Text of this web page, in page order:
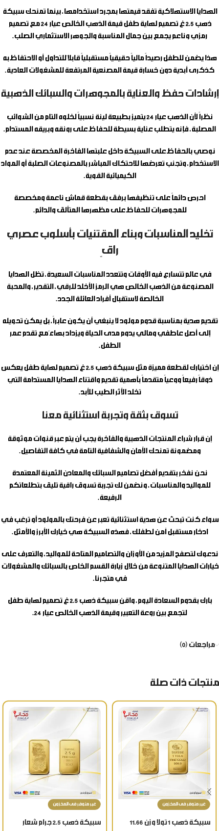
الهدايا الاستهلاكية تفقد قيمتها بمجرد استخدامها، بينما تمنحكسبيكة
ذهب 2.5 غ تصميم لهاية طفل
قيمة الذهب الخالص عيار 24 مع تصميم
رمزي وناعم يجمع بين جمال المناسبة والجوهر الاستثماري الصلب.
هذا يضمن للطفل رصيداً مالياً حقيقياً مستقبلياً قابلاً للتداول أو الاحتفاظ به
كذكرى أبدية دون خسارة قيمة المصنعية المرتفعة للمشغولات العادية.
إرشادات حفظ والعناية بالمجوهرات والسبائك الذهبية
نظراً لأن الذهب عيار 24 يتميز بطبيعة لينة نسبياً لخلوه التام من الشوائب
المصلبة، فإنه يتطلب عناية بسيطة للحفاظ على رونقه وبريقه المستدام.
نوصي بالحفاظ على السبيكة داخل علبتها الفاخرة المخصصة عند عدم
الاستخدام، وتجنب تعرضها للاحتكاك المباشر بالمصنوعات الصلبة أو المواد
الكيميائية القوية.
احرص دائماً على تنظيفها برفق بقطعة قماش ناعمة ومخصصة
للمجوهرات للحفاظ على مظهرها المتألق والدائم.
تخليد المناسبات وبناء المقتنيات بأسلوب عصري
راقٍ
في عالم تتسارع فيه الأوقات وتتعدد المناسبات السعيدة، تظل الهدايا
المصنوعة من الذهب الخالص هي الرمز الأخلد للرقي، التقدير، والمحبة
الخالصة لاستقبال أفراد العائلة الجدد.
تقديم هدية بمناسبة قدوم مولود لا ينبغي أن يكون عابراً، بل يمكن تحويله
إلى أصل عاطفي ومالي يدوم مدى الحياة ويزداد بهاءً مع تقدم عمر
الطفل.
إن اختيارك لقطعة مميزة مثل سبيكة ذهب 2.5 غ تصميم لهاية طفل
يعكس
ذوقاً رفيعاً ووعياً متقدماً بأهمية تقديم واقتناء الهدايا المستدامة التي
تخلد الأثر الطيب للأبد.
تسوق بثقة وتجربة استثنائية معنا
إن قرار شراء المنتجات الذهبية والفاخرة يجب أن يتم عبر قنوات موثوقة
ومضمونة تمنحك الأمان والشفافية التامة في كافة التفاصيل.
نحن نفخر بتقديم أفضل تصاميم السبائك والمعادن الثمينة المعتمدة
للمواليد والمناسبات، ونضمن لك تجربة تسوق راقية تليق بتطلعاتكم
الرفيعة.
سواء كنت تبحث عن هدية استثنائية تعبر عن فرحتك بالمولود أو ترغب في
ادخار مستقبل آمن لطفلك، فهذه السبيكة هي خيارك الأبرز والأمثل.
ندعوك لتصفح المزيد من الأوزان والتصاميم المتاحة للمواليد، والتعرف على
خيارات الهدايا المتنوعة من خلال زيارة القسم الخاص بالسبائك والمشغولات
في متجرنا.
بارك بقدوم السعادة اليوم، واقنِ سبيكة ذهب 2.5 غ تصميم لهاية طفل
لتجمع بين روعة التعبير وقيمة الذهب الخالص عيار 24.
مراجعات (0)
منتجات ذات صلة
غير متوفر فى المخزون
سبيكة ذهب 1 تولا وزن 11.66
غير متوفر فى المخزون
سبيكة ذهب 2.5 جرام شعار